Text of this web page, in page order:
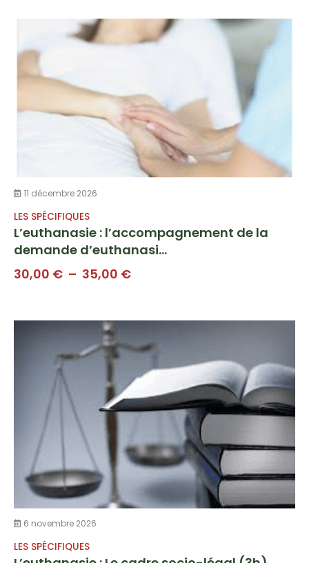
11 décembre 2026
LES SPÉCIFIQUES
L’euthanasie : l’accompagnement de la
demande d’euthanasi...
30,00 € – 35,00 €Plage
à
35,00 €
6 novembre 2026
LES SPÉCIFIQUES